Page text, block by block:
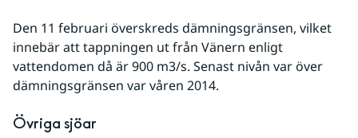
Den 11 februari överskreds dämningsgränsen, vilket
innebär att tappningen ut från Vänern enligt
vattendomen då är 900 m3/s. Senast nivån var över
dämningsgränsen var våren 2014.
Övriga sjöar